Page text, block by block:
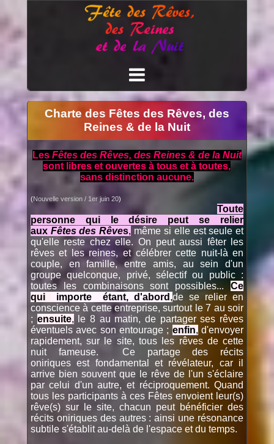
Charte des Fêtes des Rêves, des
Reines & de la Nuit
Les Fêtes des Rêves, des Reines & de la Nuit
sont libres et ouvertes à tous et à toutes,
sans distinction aucune.
(Nouvelle version / 1er juin 20)
Toute
personne qui le désire peut se relier
aux Fêtes des Rêves, même si elle est seule et
qu'elle reste chez elle. On peut aussi fêter les
rêves et les reines, et célébrer cette nuit-là en
couple, en famille, entre amis, au sein d'un
groupe quelconque, privé, sélectif ou public :
toutes les combinaisons sont possibles...
Ce
qui
importe étant, d'abord ,de se relier en
conscience à cette entreprise, surtout le 7 au soir
; ensuite, le 8 au matin, de partager ses rêves
éventuels avec son entourage ; enfin, d'envoyer
rapidement, sur le site, tous les rêves de cette
nuit fameuse. Ce partage des récits
oniriques est fondamental et révélateur, car il
arrive bien souvent que le rêve de l'un s'éclaire
par celui d'un autre, et réciproquement. Quand
tous les participants à ces Fêtes envoient leur(s)
rêve(s) sur le site, chacun peut bénéficier des
récits oniriques des autres : ainsi une résonance
subtile s'établit au-delà de l'espace et du temps.